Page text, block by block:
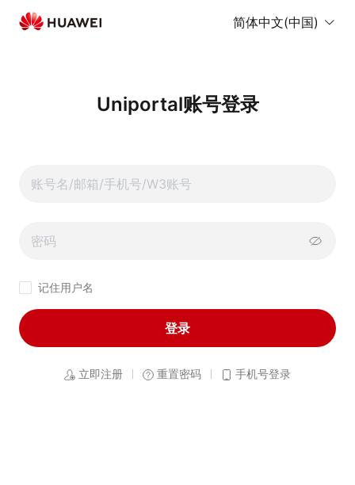
简体中文(中国)
Uniportal账号登录
记住用户名
登录
立即注册 重置密码 手机号登录